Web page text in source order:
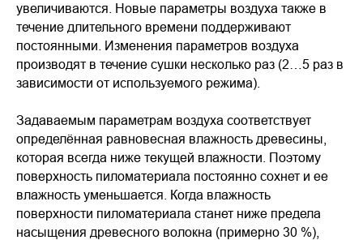
увеличиваются. Новые параметры воздуха также в
течение длительного времени поддерживают
постоянными. Изменения параметров воздуха
производят в течение сушки несколько раз (2…5 раз в
зависимости от используемого режима).
Задаваемым параметрам воздуха соответствует
определённая равновесная влажность древесины,
которая всегда ниже текущей влажности. Поэтому
поверхность пиломатериала постоянно сохнет и ее
влажность уменьшается. Когда влажность
поверхности пиломатериала станет ниже предела
насыщения древесного волокна (примерно 30 %),